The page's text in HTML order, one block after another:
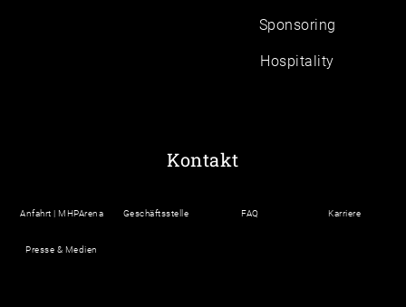
Sponsoring
Hospitality
Kontakt
Anfahrt | MHPArena Geschäftsstelle FAQ Karriere
Presse & Medien